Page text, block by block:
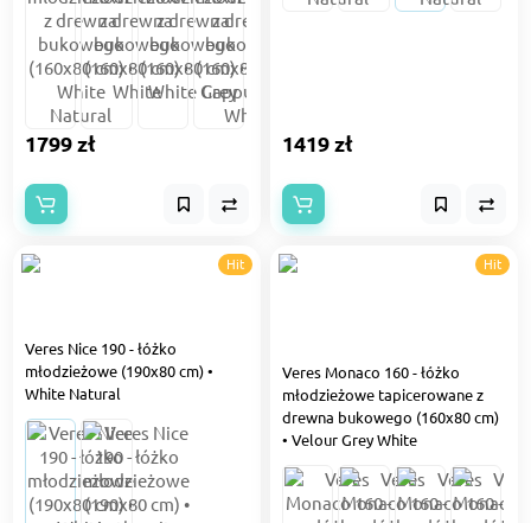
1799 zł 1419 zł
Hit
Veres Nice 190 - łóżko
młodzieżowe (190x80 cm) •
White Natural
Hit
Veres Monaco 160 - łóżko
młodzieżowe tapicerowane z
drewna bukowego (160x80 cm)
• Velour Grey White